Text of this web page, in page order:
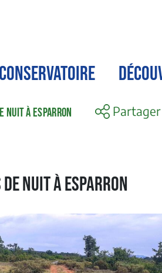
NUIT À ESPARRON Partager
nuit à Esparron